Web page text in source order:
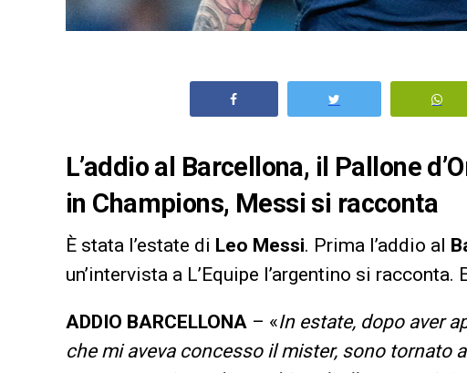
L’addio al Barcellona, il Pallone
in Champions, Messi si racconta
È stata l’estate di Leo Messi. Prima l’addio al
un’intervista a L’Equipe l’argentino si racconta.
ADDIO BARCELLONA – «In estate, dopo aver
che mi aveva concesso il mister, sono tornato